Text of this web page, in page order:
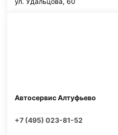
Автосервис Алтуфьево
+7 (495) 023-81-52